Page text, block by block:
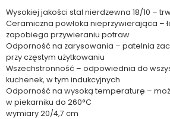
Wysokiej jakości stal nierdzewna 18/10 –
Ceramiczna powłoka nieprzywierająca –
zapobiega przywieraniu potraw
Odporność na zarysowania – patelnia
przy częstym użytkowaniu
Wszechstronność – odpowiednia do
kuchenek, w tym indukcyjnych
Odporność na wysoką temperaturę –
w piekarniku do 260°C
wymiary 20/4,7 cm